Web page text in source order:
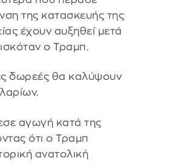
της κατασκευής της
έχουν αυξηθεί μετά
ο Τραμπ.
δωρεές θα καλύψουν
αγωγή κατά της
ότι ο Τραμπ
ανατολική